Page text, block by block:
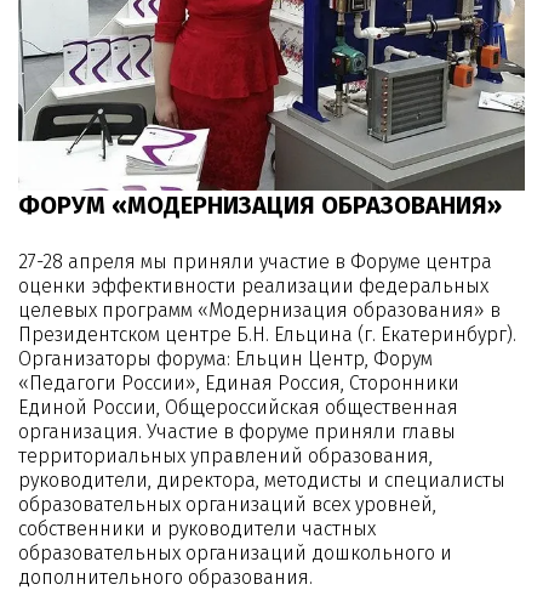
ФОРУМ «МОДЕРНИЗАЦИЯ ОБРАЗОВАНИЯ»
27-28 апреля мы приняли участие в Форуме центра
оценки эффективности реализации федеральных
целевых программ «Модернизация образования» в
Президентском центре Б.Н. Ельцина (г. Екатеринбург).
Организаторы форума: Ельцин Центр, Форум
«Педагоги России», Единая Россия, Сторонники
Единой России, Общероссийская общественная
организация. Участие в форуме приняли главы
территориальных управлений образования,
руководители, директора, методисты и специалисты
образовательных организаций всех уровней,
собственники и руководители частных
образовательных организаций дошкольного и
дополнительного образования.